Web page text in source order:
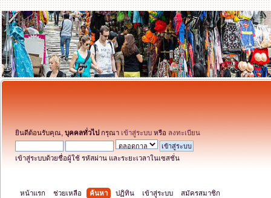
ยินดีต้อนรับคุณ, บุคคลทั่วไป กรุณา เข้าสู่ระบบ หรือ ลงทะเบียน
เข้าสู่ระบบด้วยชื่อผู้ใช้ รหัสผ่าน และระยะเวลาในเซสชั่น
หน้าแรก ช่วยเหลือ ค้นหา ปฏิทิน เข้าสู่ระบบ สมัครสมาชิก